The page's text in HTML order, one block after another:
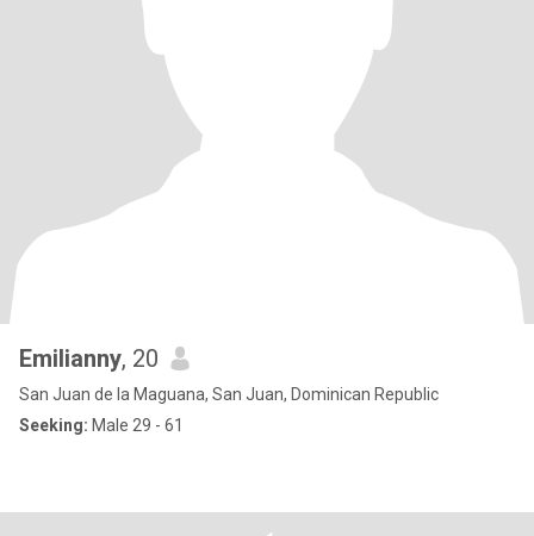
Emilianny, 20
San Juan de la Maguana, San Juan, Dominican Republic
Seeking: Male 29 - 61